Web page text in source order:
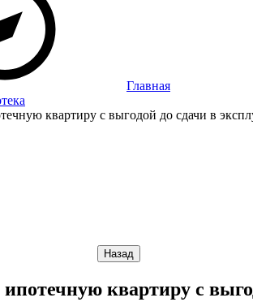
Главная
квартиру с выгодой до сдачи в
Назад
квартиру с